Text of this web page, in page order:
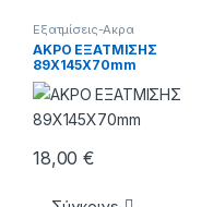
Εξατμίσεις-Ακρα
ΑΚΡΟ ΕΞΑΤΜΙΣΗΣ
89X145X70mm
18,00€